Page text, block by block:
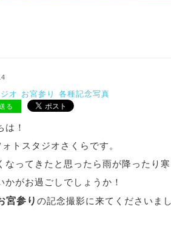
オ お宮参り 各種記念写真
る
は！
トスタジオさくらです。
なってきたと思ったら雨が降ったり
かがお過ごしでしょうか！
宮参り の記念撮影に来てくださいま